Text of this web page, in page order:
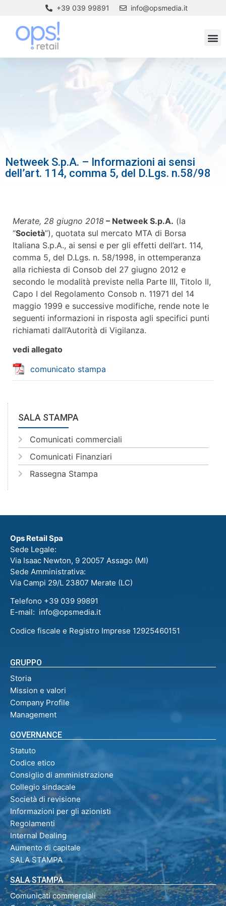
+39 039 99891 info@opsmedia.it
Netweek S.p.A. – Informazioni ai sensi
dell’art. 114, comma 5, del D.Lgs. n.58/98
Merate, 28 giugno 2018 – Netweek S.p.A. (la
“Società”), quotata sul mercato MTA di Borsa
Italiana S.p.A., ai sensi e per gli effetti dell’art. 114,
comma 5, del D.Lgs. n. 58/1998, in ottemperanza
alla richiesta di Consob del 27 giugno 2012 e
secondo le modalità previste nella Parte III, Titolo II,
Capo I del Regolamento Consob n. 11971 del 14
maggio 1999 e successive modifiche, rende note le
seguenti informazioni in risposta agli specifici punti
richiamati dall’Autorità di Vigilanza.
vedi allegato
comunicato stampa
SALA STAMPA
Comunicati commerciali
Comunicati Finanziari
Rassegna Stampa
Ops Retail Spa
Sede Legale:
Via Isaac Newton, 9 20057 Assago (MI)
Sede Amministrativa:
Via Campi 29/L 23807 Merate (LC)
Telefono +39 039 99891
E-mail: info@opsmedia.it
Codice fiscale e Registro Imprese 12925460151
GRUPPO
Storia
Mission e valori
Company Profile
Management
GOVERNANCE
Statuto
Codice etico
Consiglio di amministrazione
Collegio sindacale
Società di revisione
Informazioni per gli azionisti
Regolamenti
Internal Dealing
Aumento di capitale
SALA STAMPA
SALA STAMPA
Comunicati commerciali